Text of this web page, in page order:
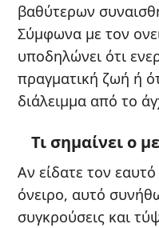
βαθύτερων
Σύμφωνα με τον
υποδηλώνει ότι
πραγματική ζωή ή
διάλειμμα από το
Τι σημαίνει ο
Αν είδατε τον
όνειρο, αυτό
συγκρούσεις και